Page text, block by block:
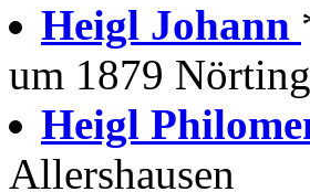
Heigl Johann
um 1879
Heigl
Allershausen